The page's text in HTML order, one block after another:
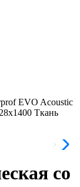
EVO Acoustic
Ткань
со